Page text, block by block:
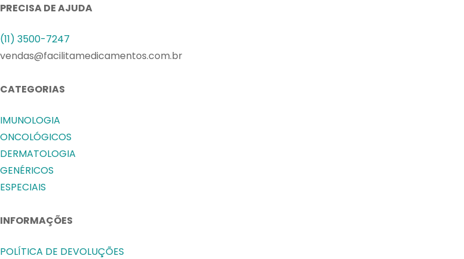
PRECISA DE AJUDA
(11) 3500-7247
vendas@facilitamedicamentos.com.br
CATEGORIAS
IMUNOLOGIA
ONCOLÓGICOS
DERMATOLOGIA
GENÉRICOS
ESPECIAIS
INFORMAÇÕES
POLÍTICA DE DEVOLUÇÕES